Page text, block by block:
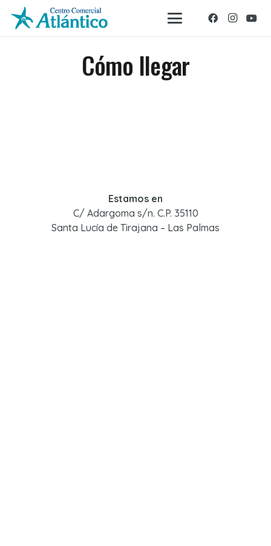
Cómo llegar
Estamos en
C/ Adargoma s/n. C.P. 35110
Santa Lucía de Tirajana – Las Palmas